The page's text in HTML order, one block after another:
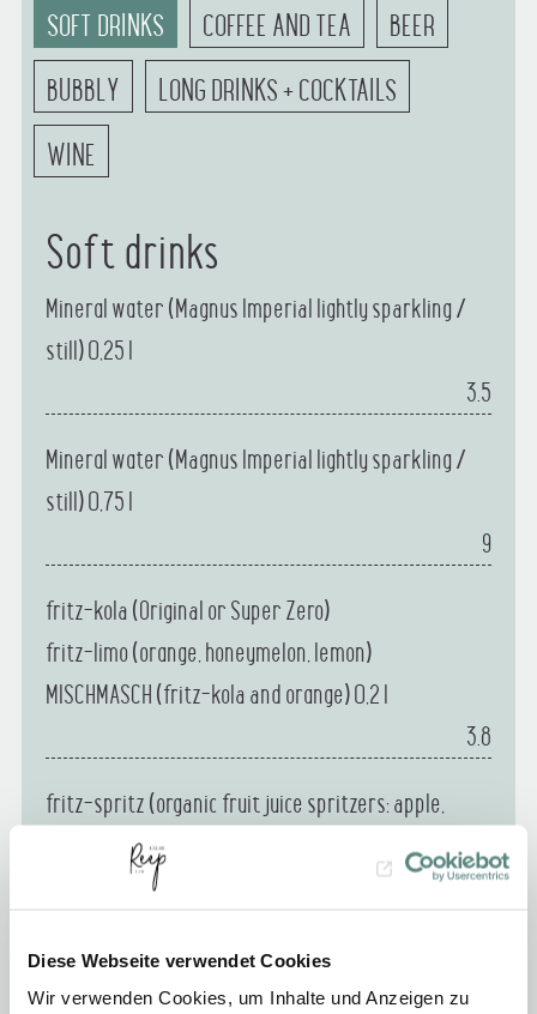
Diese Webseite verwendet Cookies
Wir verwenden Cookies, um Inhalte und Anzeigen zu
SOFT DRINKS COFFEE AND TEA
BEER
BUBBLY
LONG DRINKS + COCKTAILS
WINE
Soft drinks
Mineral water (Magnus Imperial lightly sparkling /
still) 0,25 l
3.5
Mineral water (Magnus Imperial lightly sparkling /
still) 0,75 l
9
fritz-kola (Original or Super Zero)
fritz-limo (orange, honeymelon, lemon)
MISCHMASCH (fritz-kola and orange) 0,2 l
3.8
fritz-spritz (organic fruit juice spritzers: apple,
rhubarb) 0,2 l
4
fritz-limo (apple-cherry-elderberry) 0,2 l